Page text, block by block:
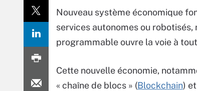
Nouveau système économique
services autonomes ou
programmable ouvre la voie à
Cette nouvelle économie,
« chaîne de blocs » (Blockchain)